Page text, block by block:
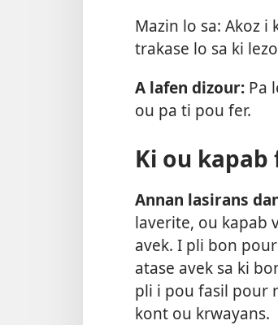
Mazin lo sa: Akoz
trakase lo sa ki
A lafen dizour: Pa
ou pa ti pou fer.
Ki ou kapab
Annan lasirans
laverite, ou kapab
avek. I pli bon
atase avek sa ki
pli i pou fasil pour
kont ou krwayans.